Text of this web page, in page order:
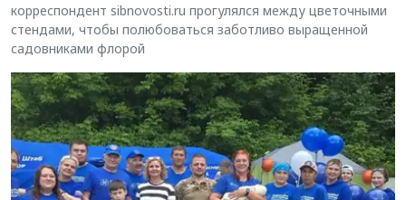
корреспондент sibnovosti.ru прогулялся между цветочными
стендами, чтобы полюбоваться заботливо выращенной
садовниками флорой